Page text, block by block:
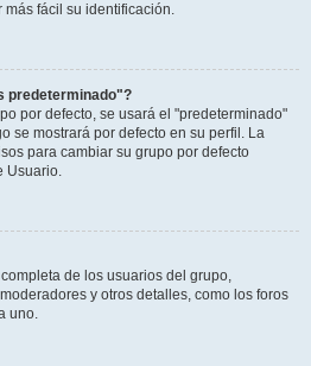
fácil su identificación.
predeterminado"?
por defecto, se usará el "predeterminado"
se mostrará por defecto en su perfil. La
para cambiar su grupo por defecto
Usuario.
de los usuarios del grupo,
y otros detalles, como los foros
uno.